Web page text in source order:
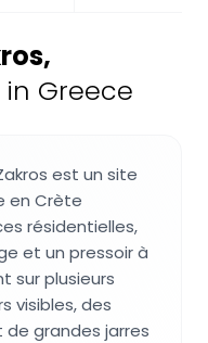
,
Greece
est un site
en Crète
résidentielles,
et un pressoir à
sur plusieurs
visibles, des
grandes jarres